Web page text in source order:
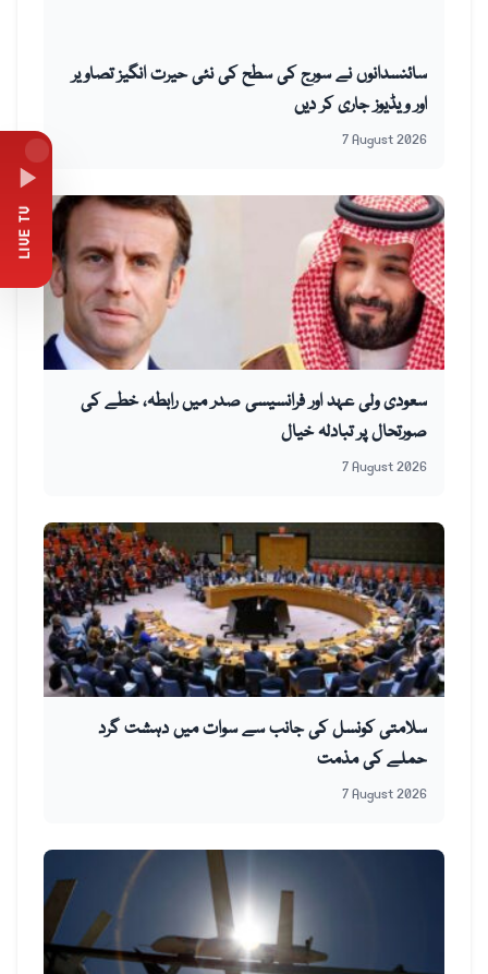
LIVE TV
سائنسدانوں نے سورج کی سطح کی نئی حیرت انگیز تصاویر
اور ویڈیوز جاری کر دیں
7 August 2026
سعودی ولی عہد اور فرانسیسی صدر میں رابطہ، خطے کی
صورتحال پر تبادلہ خیال
7 August 2026
سلامتی کونسل کی جانب سے سوات میں دہشت گرد
حملے کی مذمت
7 August 2026